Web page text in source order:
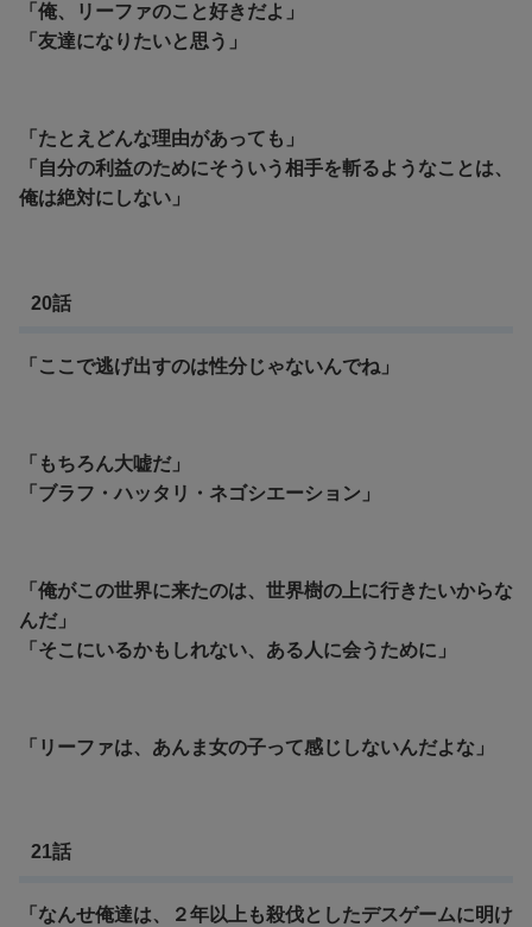
「 俺、リーファのこと好きだよ」
「友達になりたいと思う」
「たとえどんな理由があっても」
「自分の利益のためにそういう相手を斬るようなことは、
俺は絶対にしない」
20話
「ここで逃げ出すのは性分じゃないんでね」
「もちろん大嘘だ」
「ブラフ・ハッタリ・ネゴシエーション」
「俺がこの世界に来たのは、世界樹の上に行きたいからな
んだ」
「そこにいるかもしれない、ある人に会うために」
「リーファは、あんま女の子って感じしないんだよな」
21話
「なんせ俺達は、２年以上も殺伐としたデスゲームに明け